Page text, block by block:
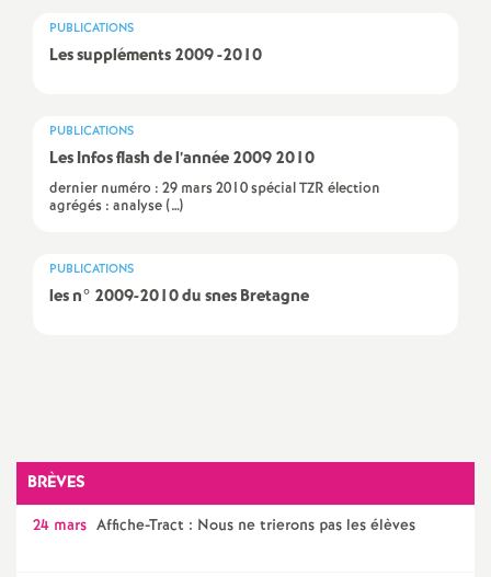
e
PUBLICATIONS
Les suppléments 2009 -2010
PUBLICATIONS
Les Infos flash de l’année 2009 2010
dernier numéro : 29 mars 2010 spécial TZR élection
agrégés : analyse (…)
PUBLICATIONS
les n° 2009-2010 du snes Bretagne
BRÈVES
24 mars Affiche-Tract : Nous ne trierons pas les élèves